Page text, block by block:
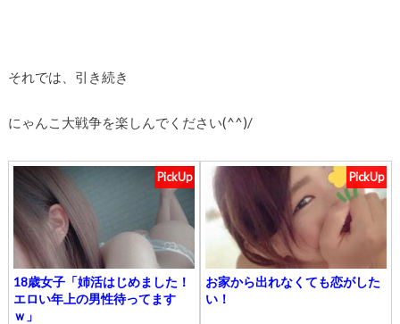
それでは、引き続き
にゃんこ大戦争を楽しんでください(^^)/
PickUp
18歳女子「姉活はじめました！
エロい年上の男性待ってます
ｗ」
PickUp
お家から出れなくても恋がした
い！